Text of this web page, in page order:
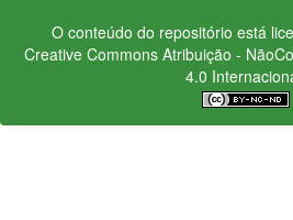
O conteúdo do repositório está
Creative CommonsAtribuição -
4.0